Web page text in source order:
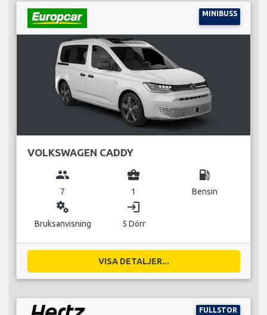
MINIBUSS
VOLKSWAGEN CADDY
group
7
business_center
1
local_gas_station
Bensin
miscellaneous_services
Bruksanvisning
login
5 Dörr
VISA DETALJER...
FULLSTOR